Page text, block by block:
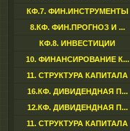
КФ.7. ФИН.ИНСТРУМЕНТЫ
8.КФ. ФИН.ПРОГНОЗ И ...
КФ.8. ИНВЕСТИЦИИ
10. ФИНАНСИРОВАНИЕ К...
11. СТРУКТУРА КАПИТАЛА
16.КФ. ДИВИДЕНДНАЯ П...
12.КФ. ДИВИДЕНДНАЯ П...
11. СТРУКТУРА КАПИТАЛА